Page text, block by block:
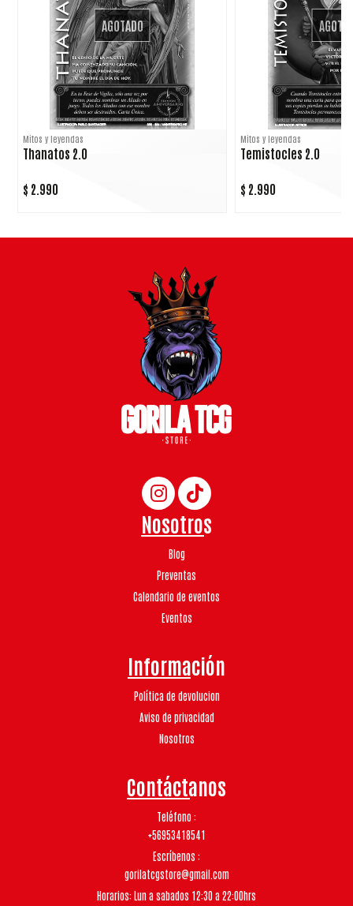
AGOTADO
Mitos y leyendas
Thanatos 2.0
$ 2.990
Mitos y leyendas
Temistocles 2.0
$ 2.990
Nosotros
Blog
Preventas
Calendario de eventos
Eventos
Información
Política de devolucion
Aviso de privacidad
Nosotros
Contáctanos
Teléfono
+56953418541
Escríbenos
gorilatcgstore@gmail.com
Horarios: Lun a sabados 12:30 a 22:00hrs